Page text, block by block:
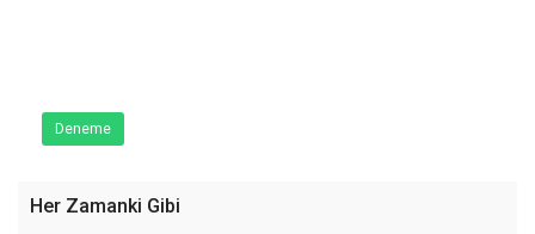
Deneme
Her Zamanki Gibi